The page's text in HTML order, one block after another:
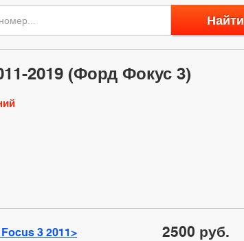
Найти
2019 (Форд Фокус 3)
3 2011> 2500 руб.